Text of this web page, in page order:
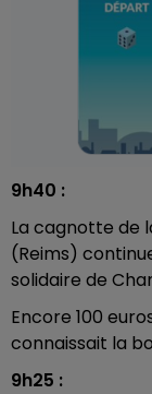
9h40 :
La cagnotte de
(Reims)
solidaire de
Encore 100
connaissait la
9h25 :